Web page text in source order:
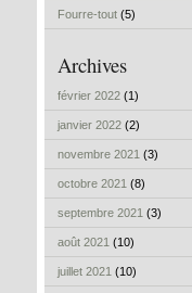
Fourre-tout (5)
Archives
février 2022 (1)
janvier 2022 (2)
novembre 2021 (3)
octobre 2021 (8)
septembre 2021 (3)
août 2021 (10)
juillet 2021 (10)